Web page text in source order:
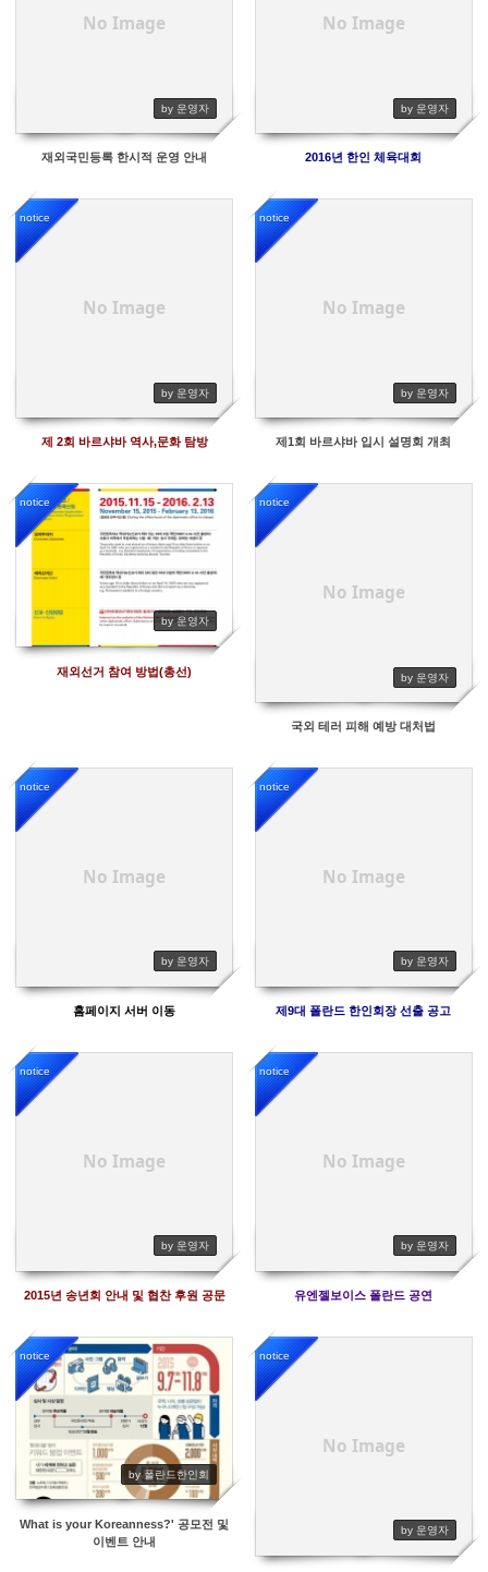
No Image
by 운영자
재외국민등록 한시적 운영 안내
No Image
by 운영자
2016년 한인 체육대회
No Image
notice
by 운영자
제 2회 바르샤바 역사,문화 탐방
No Image
notice
by 운영자
제1회 바르샤바 입시 설명회 개최
notice
by 운영자
재외선거 참여 방법(총선)
No Image
notice
by 운영자
국외 테러 피해 예방 대처법
No Image
notice
by 운영자
홈페이지 서버 이동
No Image
notice
by 운영자
제9대 폴란드 한인회장 선출 공고
No Image
notice
by 운영자
2015년 송년회 안내 및 협찬 후원 공문
No Image
notice
by 운영자
유엔젤보이스 폴란드 공연
notice
by 폴란드한인회
6755
What is your Koreanness?' 공모전 및
이벤트 안내
No Image
notice
by 운영자